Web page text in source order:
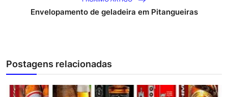
Envelopamento de geladeira em Pitangueiras
Postagens relacionadas